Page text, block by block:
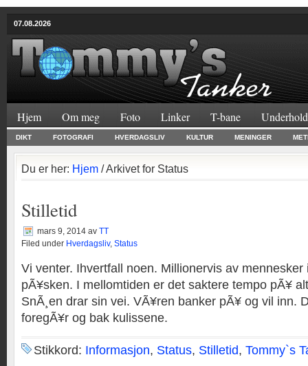
07.08.2026
Hjem Om meg Foto Linker T-bane
DIKT FOTOGRAFI HVERDAGSLIV KULTUR MENINGER
Du er her: Hjem / Arkivet for Status
Stilletid
mars 9, 2014 av TT
Filed under Hverdagsliv, Status
Vi venter. Ihvertfall noen. Millionervis av mennesker
pÃ¥sken. I mellomtiden er det saktere tempo pÃ¥
SnÃ¸en drar sin vei. VÃ¥ren banker pÃ¥ og vil inn.
foregÃ¥r og bak kulissene.
Stikkord: Informasjon, Status, Stilletid, Tommy`s